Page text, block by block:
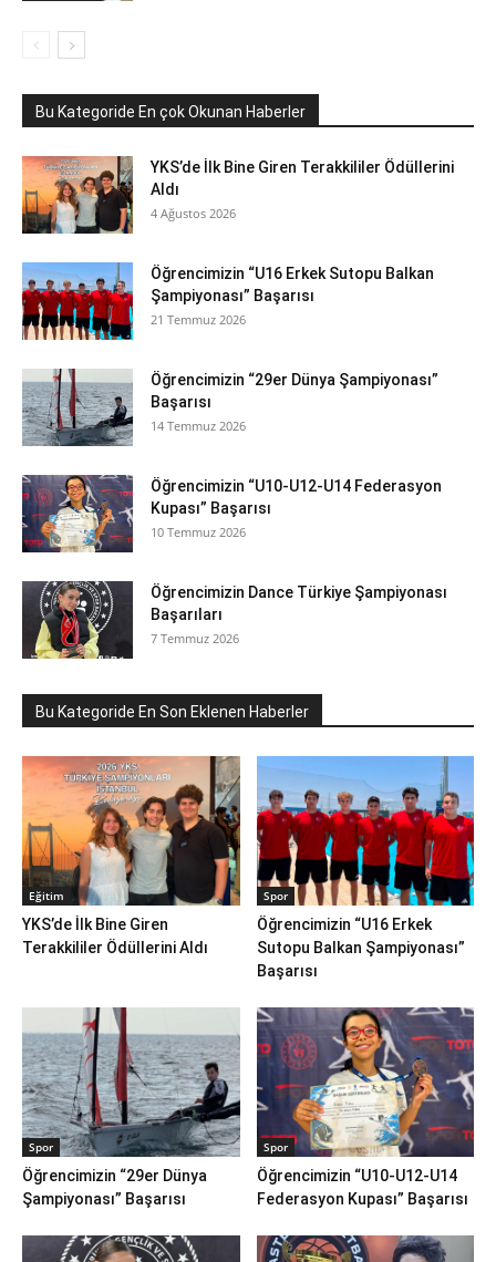
Bu Kategoride En çok Okunan Haberler
YKS’de İlk Bine Giren Terakkililer Ödüllerini
Aldı
4 Ağustos 2026
Öğrencimizin “U16 Erkek Sutopu Balkan
Şampiyonası” Başarısı
21 Temmuz 2026
Öğrencimizin “29er Dünya Şampiyonası”
Başarısı
14 Temmuz 2026
Öğrencimizin “U10-U12-U14 Federasyon
Kupası” Başarısı
10 Temmuz 2026
Öğrencimizin Dance Türkiye Şampiyonası
Başarıları
7 Temmuz 2026
Bu Kategoride En Son Eklenen Haberler
Eğitim
YKS’de İlk Bine Giren
Terakkililer Ödüllerini Aldı
Spor
Öğrencimizin “U16 Erkek
Sutopu Balkan Şampiyonası”
Başarısı
Spor
Öğrencimizin “29er Dünya
Şampiyonası” Başarısı
Spor
Öğrencimizin “U10-U12-U14
Federasyon Kupası” Başarısı